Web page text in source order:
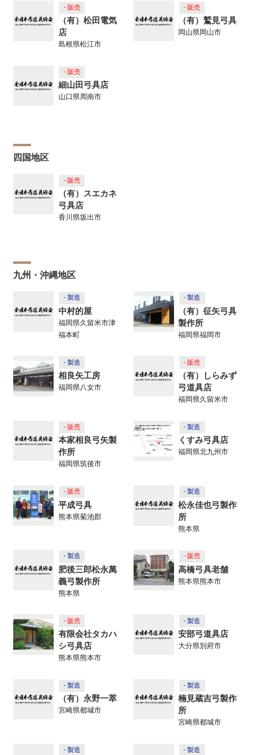
- 販売
（有）松田電気
店
島根県松江市
- 販売
（有）鷲見弓具
岡山県岡山市
- 販売
細山田弓具店
山口県周南市
四国地区
- 販売
（有）スエカネ
弓具店
香川県坂出市
九州・沖縄地区
- 製造
中村的屋
福岡県久留米市津
福本町
- 製造
（有）征矢弓具
製作所
福岡県福岡市
- 製造
相良矢工房
福岡県八女市
- 販売
（有）しらみず
弓道具店
福岡県久留米市
- 販売
本家相良弓矢製
作所
福岡県筑後市
- 製造
くすみ弓具店
福岡県北九州市
- 販売
平成弓具
熊本県菊池郡
- 製造
松永佳也弓製作
所
熊本県
- 製造
肥後三郎松永萬
義弓製作所
熊本県
- 販売
高橋弓具老舗
熊本県熊本市
- 販売
有限会社タカハ
シ弓具店
熊本県熊本市
- 製造
安部弓道具店
大分県別府市
- 製造
（有）永野一萃
宮崎県都城市
- 製造
楠見蔵吉弓製作
所
宮崎県都城市
- 製造 - 製造